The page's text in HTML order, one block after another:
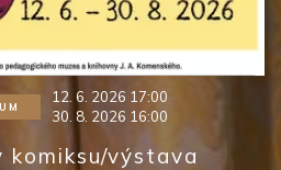
12. 6. 2026 17:00
30. 8. 2026 16:00
komiksu/výstava